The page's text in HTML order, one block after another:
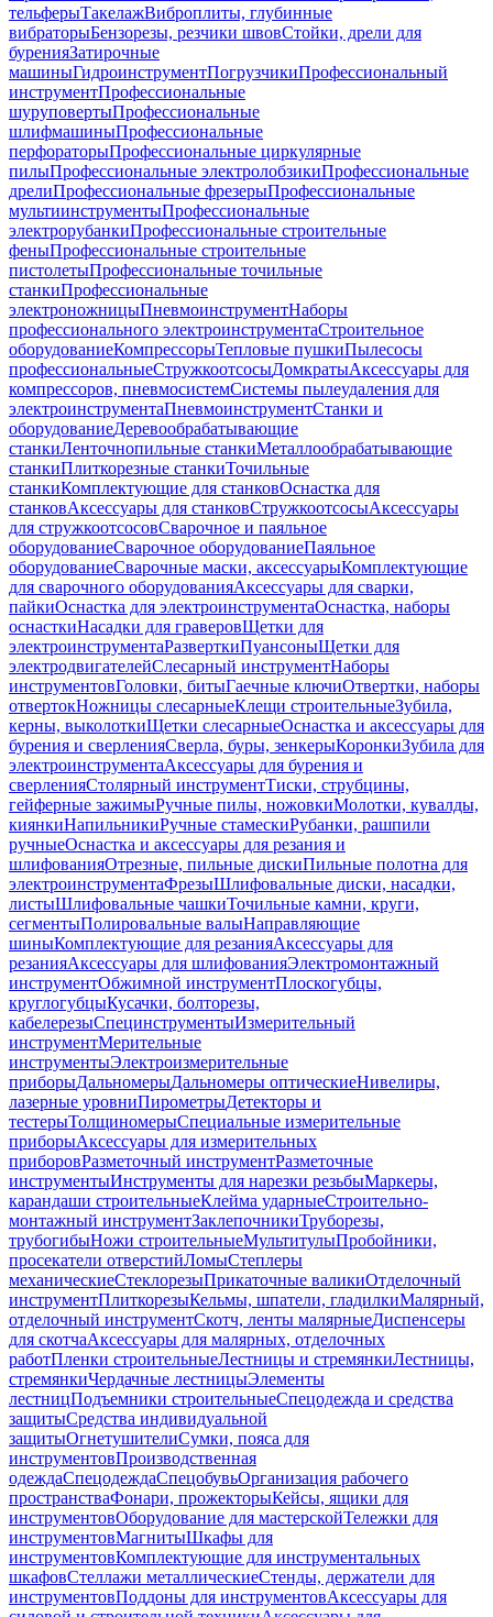
тельферыТакелажВиброплиты, глубинные
вибраторыБензорезы, резчики швовСтойки, дрели для
буренияЗатирочные
машиныГидроинструментПогрузчикиПрофессиональный
инструментПрофессиональные
шуруповертыПрофессиональные
шлифмашиныПрофессиональные
перфораторыПрофессиональные циркулярные
пилыПрофессиональные электролобзикиПрофессиональные
дрелиПрофессиональные фрезерыПрофессиональные
мультиинструментыПрофессиональные
электрорубанкиПрофессиональные строительные
феныПрофессиональные строительные
пистолетыПрофессиональные точильные
станкиПрофессиональные
электроножницыПневмоинструментНаборы
профессионального электроинструментаСтроительное
оборудованиеКомпрессорыТепловые пушкиПылесосы
профессиональныеСтружкоотсосыДомкратыАксессуары для
компрессоров, пневмосистемСистемы пылеудаления для
электроинструментаПневмоинструментСтанки и
оборудованиеДеревообрабатывающие
станкиЛенточнопильные станкиМеталлообрабатывающие
станкиПлиткорезные станкиТочильные
станкиКомплектующие для станковОснастка для
станковАксессуары для станковСтружкоотсосыАксессуары
для стружкоотсосовСварочное и паяльное
оборудованиеСварочное оборудованиеПаяльное
оборудованиеСварочные маски, аксессуарыКомплектующие
для сварочного оборудованияАксессуары для сварки,
пайкиОснастка для электроинструментаОснастка, наборы
оснасткиНасадки для граверовЩетки для
электроинструментаРазверткиПуансоныЩетки для
электродвигателейСлесарный инструментНаборы
инструментовГоловки, битыГаечные ключиОтвертки, наборы
отвертокНожницы слесарныеКлещи строительныеЗубила,
керны, выколоткиЩетки слесарныеОснастка и аксессуары для
бурения и сверленияСверла, буры, зенкерыКоронкиЗубила для
электроинструментаАксессуары для бурения и
сверленияСтолярный инструментТиски, струбцины,
гейферные зажимыРучные пилы, ножовкиМолотки, кувалды,
киянкиНапильникиРучные стамескиРубанки, рашпили
ручныеОснастка и аксессуары для резания и
шлифованияОтрезные, пильные дискиПильные полотна для
электроинструментаФрезыШлифовальные диски, насадки,
листыШлифовальные чашкиТочильные камни, круги,
сегментыПолировальные валыНаправляющие
шиныКомплектующие для резанияАксессуары для
резанияАксессуары для шлифованияЭлектромонтажный
инструментОбжимной инструментПлоскогубцы,
круглогубцыКусачки, болторезы,
кабелерезыСпецинструментыИзмерительный
инструментМерительные
инструментыЭлектроизмерительные
приборыДальномерыДальномеры оптическиеНивелиры,
лазерные уровниПирометрыДетекторы и
тестерыТолщиномерыСпециальные измерительные
приборыАксессуары для измерительных
приборовРазметочный инструментРазметочные
инструментыИнструменты для нарезки резьбыМаркеры,
карандаши строительныеКлейма ударныеСтроительно-
монтажный инструментЗаклепочникиТруборезы,
трубогибыНожи строительныеМультитулыПробойники,
просекатели отверстийЛомыСтеплеры
механическиеСтеклорезыПрикаточные валикиОтделочный
инструментПлиткорезыКельмы, шпатели, гладилкиМалярный,
отделочный инструментСкотч, ленты малярныеДиспенсеры
для скотчаАксессуары для малярных, отделочных
работПленки строительныеЛестницы и стремянкиЛестницы,
стремянкиЧердачные лестницыЭлементы
лестницПодъемники строительныеСпецодежда и средства
защитыСредства индивидуальной
защитыОгнетушителиСумки, пояса для
инструментовПроизводственная
одеждаСпецодеждаСпецобувьОрганизация рабочего
пространстваФонари, прожекторыКейсы, ящики для
инструментовОборудование для мастерскойТележки для
инструментовМагнитыШкафы для
инструментовКомплектующие для инструментальных
шкафовСтеллажи металлическиеСтенды, держатели для
инструментовПоддоны для инструментовАксессуары для